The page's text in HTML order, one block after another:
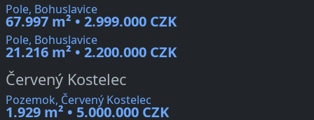
Pole, Bohuslavice
67.997 m² • 2.999.000 CZK
Pole, Bohuslavice
21.216 m² • 2.200.000 CZK
Červený Kostelec
Pozemok, Červený Kostelec
1.929 m² • 5.000.000 CZK